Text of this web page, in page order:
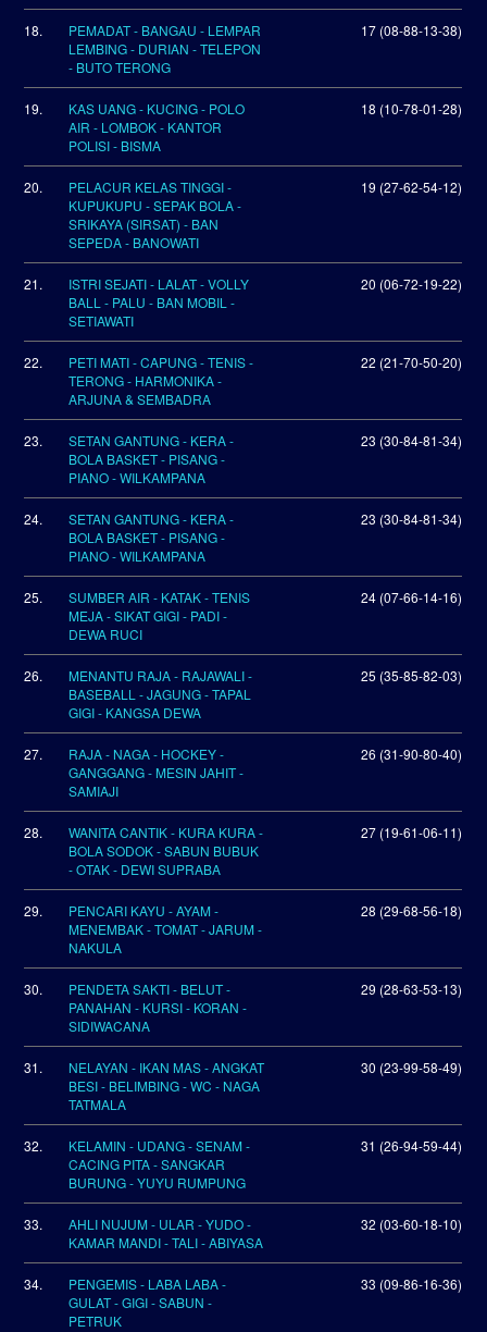
18.
PEMADAT - BANGAU - LEMPAR
LEMBING - DURIAN - TELEPON
- BUTO TERONG
17 (08-88-13-38)
19.
KAS UANG - KUCING - POLO
AIR - LOMBOK - KANTOR
POLISI - BISMA
18 (10-78-01-28)
20.
PELACUR KELAS TINGGI -
KUPUKUPU - SEPAK BOLA -
SRIKAYA (SIRSAT) - BAN
SEPEDA - BANOWATI
19 (27-62-54-12)
21.
ISTRI SEJATI - LALAT - VOLLY
BALL - PALU - BAN MOBIL -
SETIAWATI
20 (06-72-19-22)
22.
PETI MATI - CAPUNG - TENIS -
TERONG - HARMONIKA -
ARJUNA & SEMBADRA
22 (21-70-50-20)
23.
SETAN GANTUNG - KERA -
BOLA BASKET - PISANG -
PIANO - WILKAMPANA
23 (30-84-81-34)
24.
SETAN GANTUNG - KERA -
BOLA BASKET - PISANG -
PIANO - WILKAMPANA
23 (30-84-81-34)
25.
SUMBER AIR - KATAK - TENIS
MEJA - SIKAT GIGI - PADI -
DEWA RUCI
24 (07-66-14-16)
26.
MENANTU RAJA - RAJAWALI -
BASEBALL - JAGUNG - TAPAL
GIGI - KANGSA DEWA
25 (35-85-82-03)
27.
RAJA - NAGA - HOCKEY -
GANGGANG - MESIN JAHIT -
SAMIAJI
26 (31-90-80-40)
28.
WANITA CANTIK - KURA KURA -
BOLA SODOK - SABUN BUBUK
- OTAK - DEWI SUPRABA
27 (19-61-06-11)
29.
PENCARI KAYU - AYAM -
MENEMBAK - TOMAT - JARUM -
NAKULA
28 (29-68-56-18)
30.
PENDETA SAKTI - BELUT -
PANAHAN - KURSI - KORAN -
SIDIWACANA
29 (28-63-53-13)
31.
NELAYAN - IKAN MAS - ANGKAT
BESI - BELIMBING - WC - NAGA
TATMALA
30 (23-99-58-49)
32.
KELAMIN - UDANG - SENAM -
CACING PITA - SANGKAR
BURUNG - YUYU RUMPUNG
31 (26-94-59-44)
33.
AHLI NUJUM - ULAR - YUDO -
KAMAR MANDI - TALI - ABIYASA
32 (03-60-18-10)
34.
PENGEMIS - LABA LABA -
GULAT - GIGI - SABUN -
PETRUK
33 (09-86-16-36)